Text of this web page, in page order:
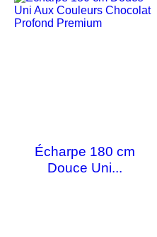
Écharpe 180 cm
Douce Uni...